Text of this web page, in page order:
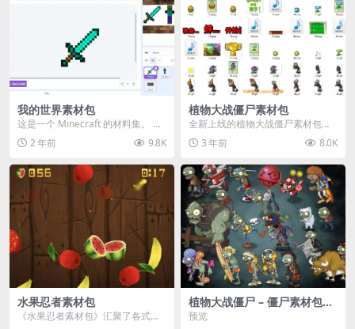
我的世界素材包
这是一个 Minecraft 的材料集。 操
作方法如下： 工具 → 右箭头 怪物...
2 年前 9.8K
植物大战僵尸素材包
全新上线的植物大战僵尸素材包，
内含48个精选资源，涵盖角色、场
景、音效等多样内容...
3 年前 8.0K
水果忍者素材包
《水果忍者素材包》汇聚了各式鲜
植物大战僵尸 – 僵尸素材包
【可预览】
预览